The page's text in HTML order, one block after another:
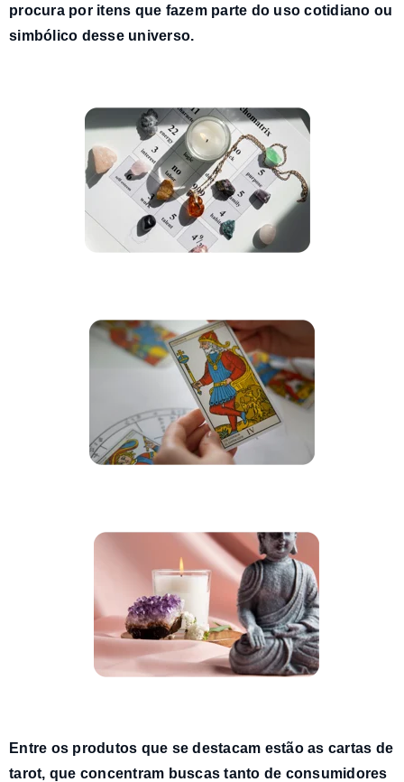
procura por itens que fazem parte do uso cotidiano ou
simbólico desse universo.
Entre os produtos que se destacam estão as cartas de
tarot, que concentram buscas tanto de consumidores